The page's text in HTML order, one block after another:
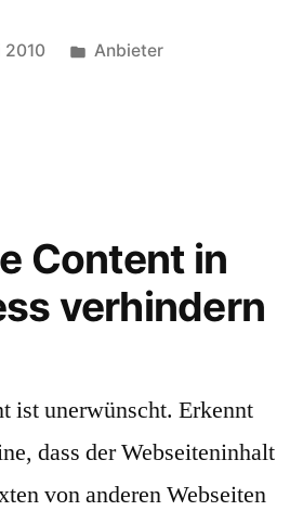
Texten
2010
Veröffentlicht
Anbieter
Content in
verhindern
ist unerwünscht. Erkennt
dass der Webseiteninhalt
von anderen Webseiten